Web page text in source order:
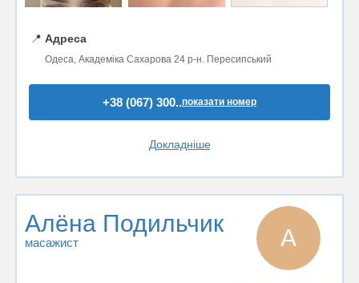
📍 Адреса
Одеса, Академіка Сахарова 24 р-н. Пересипський
+38 (067) 300..показати номер
Докладніше
Алёна Подильчик
масажист А